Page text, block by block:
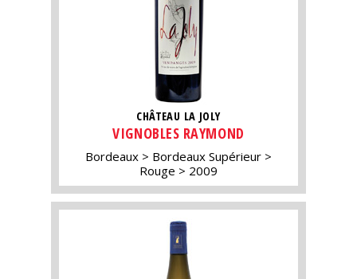
CHÂTEAU LA JOLY
VIGNOBLES RAYMOND
Bordeaux
Bordeaux Supérieur
Rouge
2009